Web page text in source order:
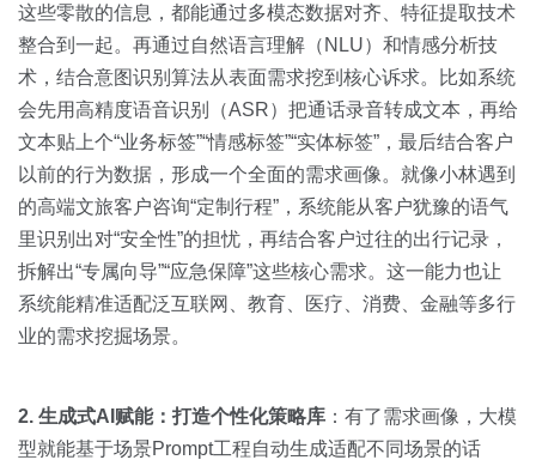
这些零散的信息，都能通过多模态数据对齐、特征提取技术
整合到一起。再通过自然语言理解（NLU）和情感分析技
术，结合意图识别算法从表面需求挖到核心诉求。比如系统
会先用高精度语音识别（ASR）把通话录音转成文本，再给
文本贴上个“业务标签”“情感标签”“实体标签”，最后结合客户
以前的行为数据，形成一个全面的需求画像。就像小林遇到
的高端文旅客户咨询“定制行程”，系统能从客户犹豫的语气
里识别出对“安全性”的担忧，再结合客户过往的出行记录，
拆解出“专属向导”“应急保障”这些核心需求。这一能力也让
系统能精准适配泛互联网、教育、医疗、消费、金融等多行
业的需求挖掘场景。
2. 生成式AI赋能：打造个性化策略库 ：有了需求画像，大模
型就能基于场景Prompt工程自动生成适配不同场景的话